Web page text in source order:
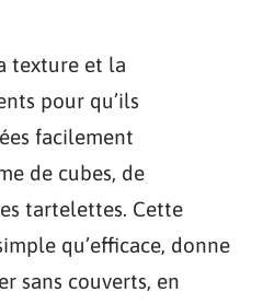
texture et la
pour qu’ils
facilement
de cubes, de
tartelettes. Cette
qu’efficace, donne
sans couverts, en